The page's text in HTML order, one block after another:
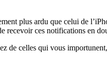
plus ardu que celui de
recevoir ces notifications en
de celles qui vous